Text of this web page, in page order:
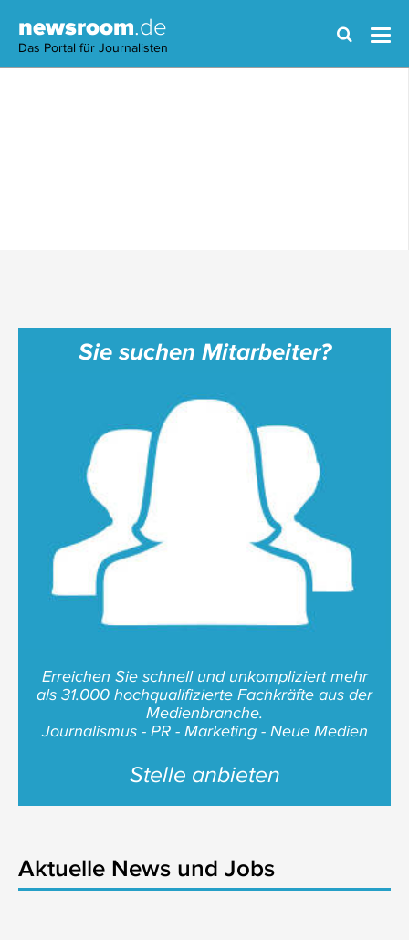
newsroom.de
Das Portal für Journalisten
Sie suchen Mitarbeiter?
Erreichen Sie schnell und unkompliziert mehr
als 31.000 hochqualifizierte Fachkräfte aus der
Medienbranche.
Journalismus - PR - Marketing - Neue Medien
Stelle anbieten
Aktuelle News und Jobs